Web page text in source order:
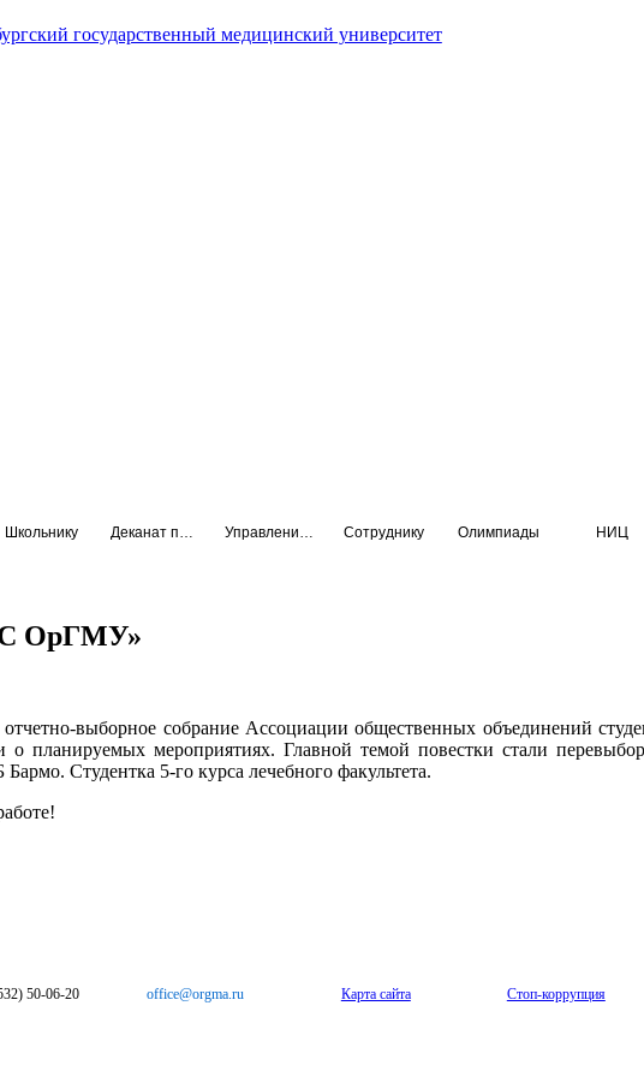
государственный медицинский университет
Школьнику Сотруднику Олимпиады НИЦ
ОрГМУ»
отчетно-выборное собрание Ассоциации общественных объединений
о планируемых мероприятиях. Главной темой повестки стали
Студентка 5-го курса лечебного факультета.
50-06-20 office@orgma.ru Карта сайта Стоп-коррупция